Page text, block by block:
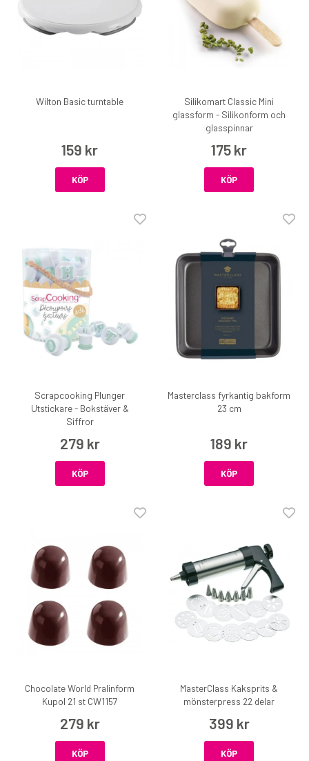
Wilton Basic turntable
159 kr
KÖP
Silikomart Classic Mini
glassform - Silikonform och
glasspinnar
175 kr
KÖP
Scrapcooking Plunger
Utstickare - Bokstäver &
Siffror
279 kr
KÖP
Masterclass fyrkantig bakform
23 cm
189 kr
KÖP
Chocolate World Pralinform
Kupol 21 st CW1157
279 kr
KÖP
MasterClass Kaksprits &
mönsterpress 22 delar
399 kr
KÖP